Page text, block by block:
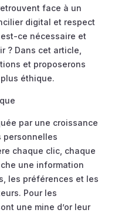
face à un
digital et respect
ce nécessaire et
? Dans cet article,
et proposerons
éthique.
par une croissance
personnelles
chaque clic, chaque
une information
les préférences et les
Pour les
une mine d’or leur